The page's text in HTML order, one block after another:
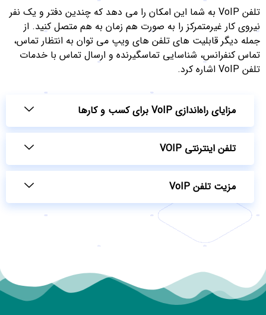
تلفن VoIP به شما این امکان را می دهد که چندین دفتر و یک نفر
نیروی کار غیرمتمرکز را به صورت هم زمان به هم متصل کنید. از
جمله دیگر قابلیت های تلفن های ویپ می توان به انتظار تماس،
تماس کنفرانس، شناسایی تماسگیرنده و ارسال تماس با خدمات
تلفن VoIP اشاره کرد.
مزایای راه‌اندازی VoIP برای کسب و کارها
تلفن اینترنتی VOIP
مزیت تلفن VoIP